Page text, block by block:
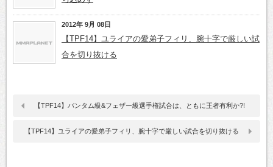
2012年 9月 08日
【TPF14】ユライアの愛弟子フィリ、腕十字で厳しい試
合を切り抜ける
【TPF14】バンタム級&フェザー級選手権試合は、ともに王者有利か?!
【TPF14】ユライアの愛弟子フィリ、腕十字で厳しい試合を切り抜ける